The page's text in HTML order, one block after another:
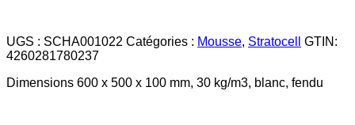
UGS : SCHA001022 Catégories : Mousse, Stratocell
GTIN:
4260281780237
Dimensions 600 x 500 x 100 mm, 30 kg/m3, blanc, fendu